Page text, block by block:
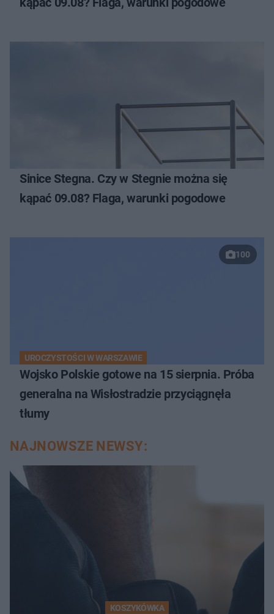
Sinice Stegna. Czy w Stegnie można się
kąpać 09.08? Flaga, warunki pogodowe
100
UROCZYSTOŚCI W WARSZAWIE
Wojsko Polskie gotowe na 15 sierpnia. Próba
generalna na Wisłostradzie przyciągnęła
tłumy
NAJNOWSZE NEWSY:
KOSZYKÓWKA